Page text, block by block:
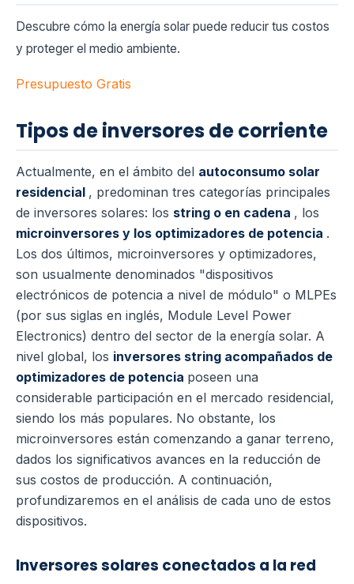
Descubre cómo la energía solar puede reducir tus costos
y proteger el medio ambiente.
Presupuesto Gratis
Tipos de inversores de corriente
Actualmente, en el ámbito del autoconsumo solar
residencial , predominan tres categorías principales
de inversores solares: los string o en cadena , los
microinversores y los optimizadores de potencia .
Los dos últimos, microinversores y optimizadores,
son usualmente denominados "dispositivos
electrónicos de potencia a nivel de módulo" o MLPEs
(por sus siglas en inglés, Module Level Power
Electronics) dentro del sector de la energía solar. A
nivel global, los inversores string acompañados de
optimizadores de potencia poseen una
considerable participación en el mercado residencial,
siendo los más populares. No obstante, los
microinversores están comenzando a ganar terreno,
dados los significativos avances en la reducción de
sus costos de producción. A continuación,
profundizaremos en el análisis de cada uno de estos
dispositivos.
Inversores solares conectados a la red